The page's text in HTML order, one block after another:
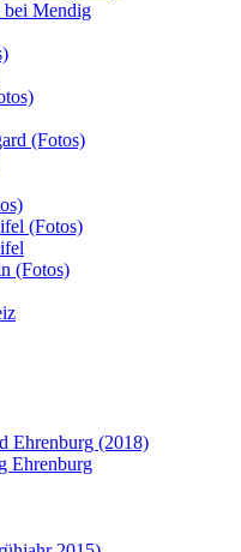
bei Mendig
(Fotos)
(Fotos)
(Fotos)
Ehrenburg (2018)
Ehrenburg